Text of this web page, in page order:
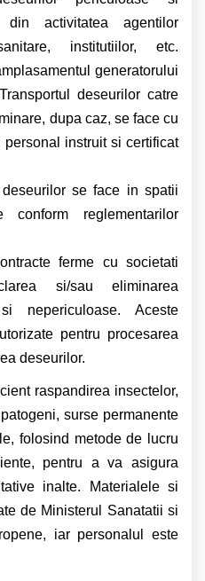
din activitatea agentilor
institutiilor, etc.
generatorului
Transportul deseurilor catre
dupa caz, se face cu
instruit si certificat
se face in spatii
conform reglementarilor
ferme cu societati
si/sau eliminarea
nepericuloase. Aceste
pentru procesarea
deseurilor.
raspandirea insectelor,
surse permanente
folosind metode de lucru
pentru a va asigura
inalte. Materialele si
de Ministerul Sanatatii si
iar personalul este